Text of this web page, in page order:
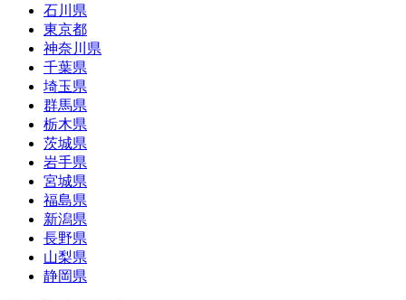
石川県
東京都
神奈川県
千葉県
埼玉県
群馬県
栃木県
茨城県
岩手県
宮城県
福島県
新潟県
長野県
山梨県
静岡県